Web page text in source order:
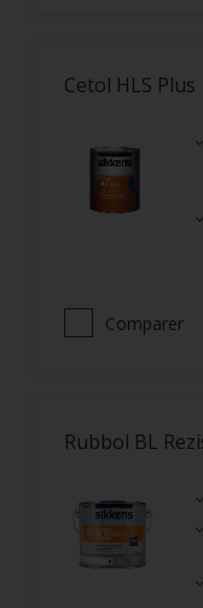
Cetol HLS Plus
Comparer
Rubbol BL